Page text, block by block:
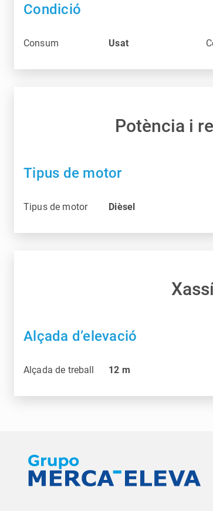
Condició
Consum Usat
Potència i
Tipus de motor
Tipus de motor Dièsel
Alçada d’elevació
Alçada de treball 12 m